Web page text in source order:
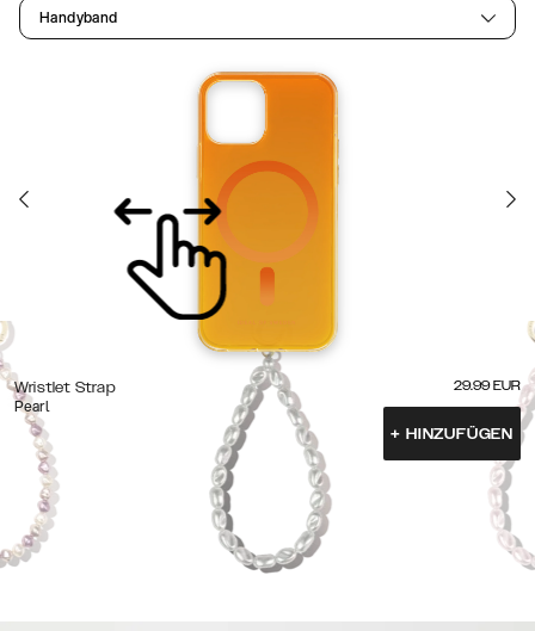
Handyband
Wristlet Strap
Pearl
29.99 EUR
+ HINZUFÜGEN